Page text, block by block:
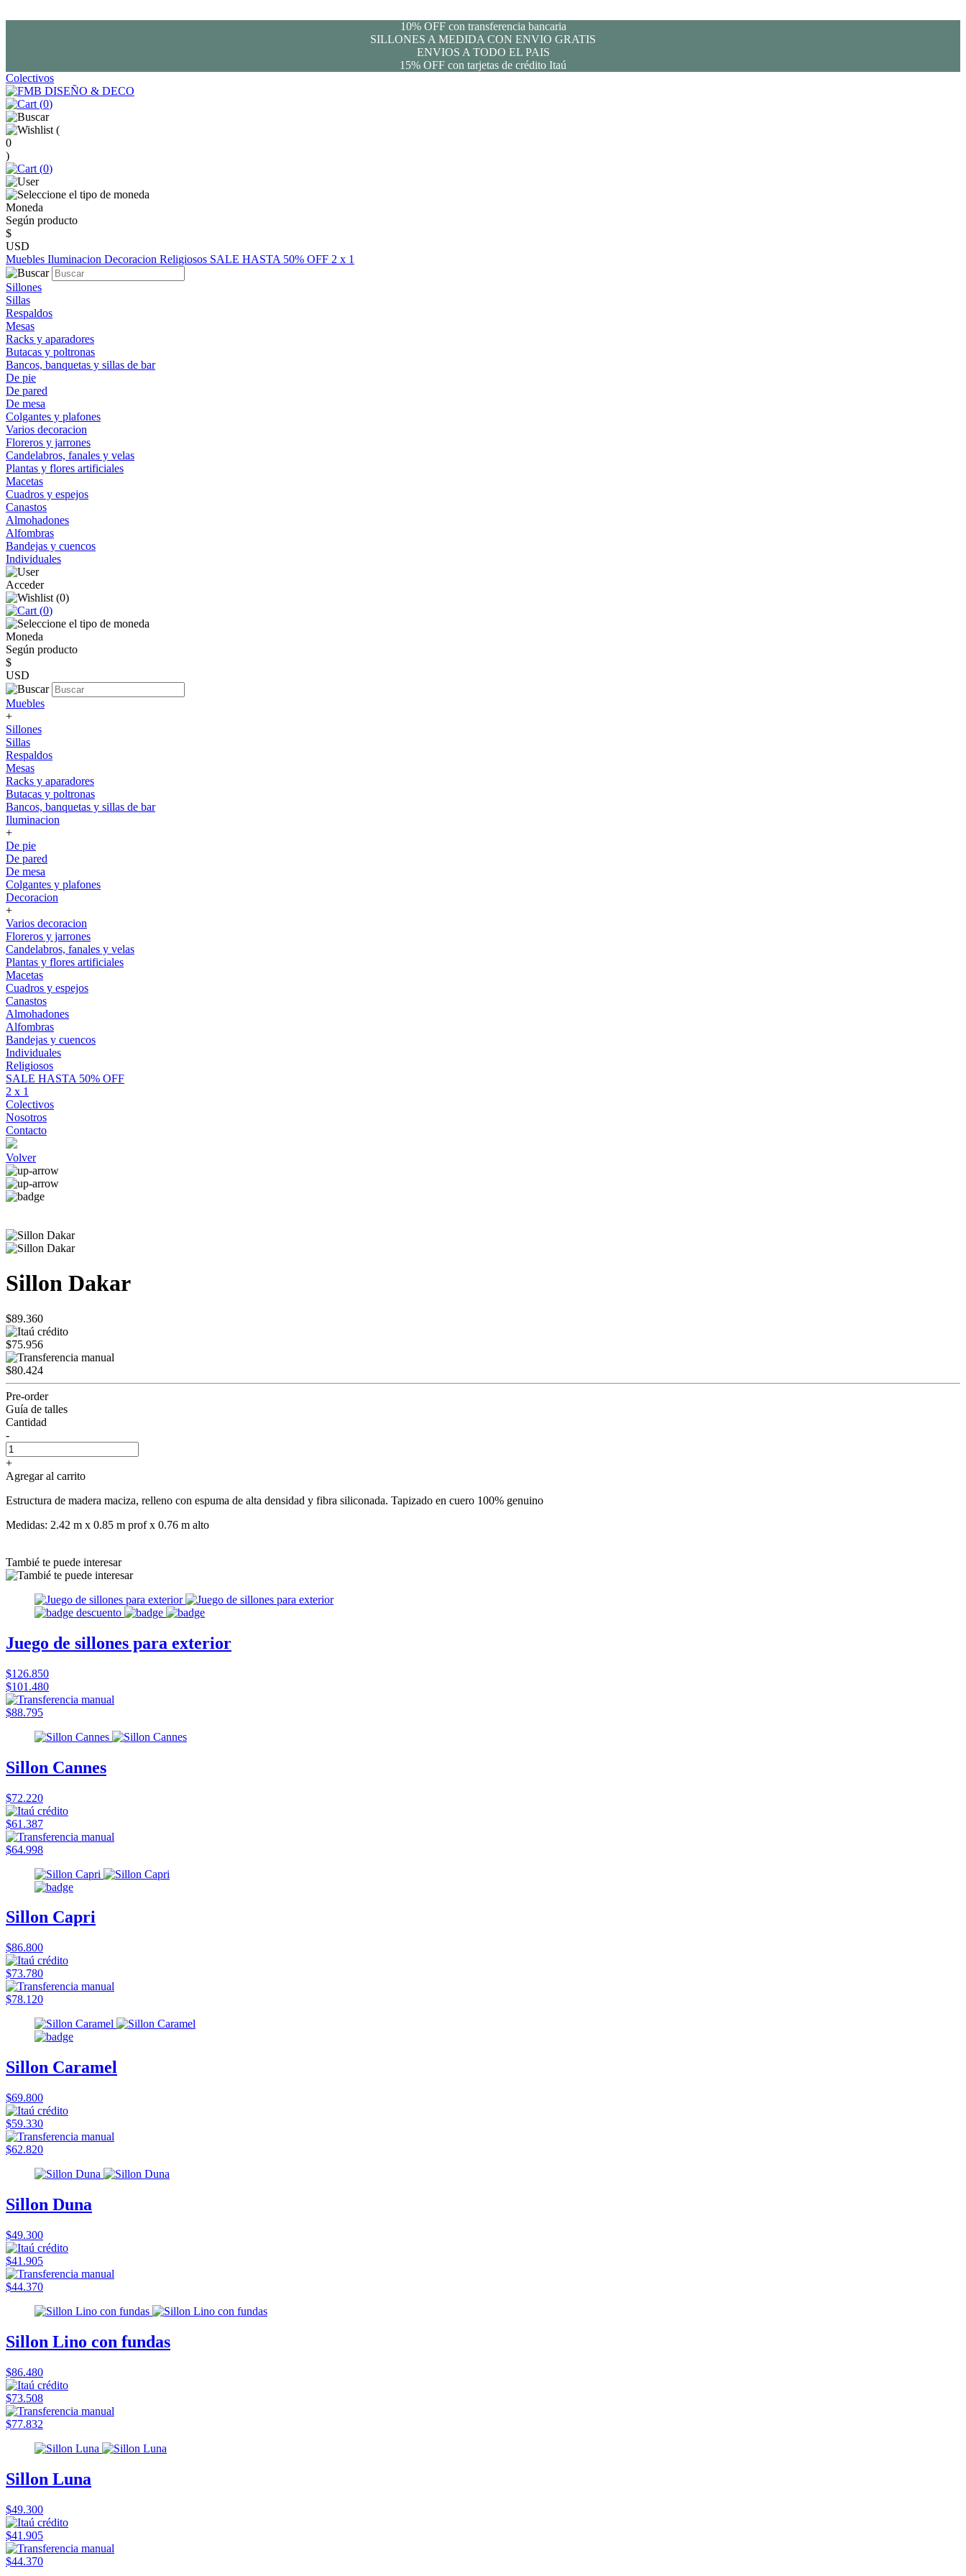
10% OFF con transferencia bancaria
SILLONES A MEDIDA CON ENVIO GRATIS
ENVIOS A TODO EL PAIS
15% OFF con tarjetas de crédito Itaú
Colectivos
(0)
(
0
)
(0)
Moneda
Según producto
$
USD
Muebles Iluminacion Decoracion Religiosos SALE HASTA 50% OFF 2 x 1
Sillones
Sillas
Respaldos
Mesas
Racks y aparadores
Butacas y poltronas
Bancos, banquetas y sillas de bar
De pie
De pared
De mesa
Colgantes y plafones
Varios decoracion
Floreros y jarrones
Candelabros, fanales y velas
Plantas y flores artificiales
Macetas
Cuadros y espejos
Canastos
Almohadones
Alfombras
Bandejas y cuencos
Individuales
Acceder
(0)
(0)
Moneda
Según producto
$
USD
Muebles
+
Sillones
Sillas
Respaldos
Mesas
Racks y aparadores
Butacas y poltronas
Bancos, banquetas y sillas de bar
Iluminacion
+
De pie
De pared
De mesa
Colgantes y plafones
Decoracion
+
Varios decoracion
Floreros y jarrones
Candelabros, fanales y velas
Plantas y flores artificiales
Macetas
Cuadros y espejos
Canastos
Almohadones
Alfombras
Bandejas y cuencos
Individuales
Religiosos
SALE HASTA 50% OFF
2 x 1
Colectivos
Nosotros
Contacto
Volver
Sillon Dakar
$89.360
$75.956
$80.424
Pre-order
Guía de talles
Cantidad
-
+
Agregar al carrito
Estructura de madera maciza, relleno con espuma de alta densidad y fibra siliconada. Tapizado en cuero 100% genuino
Medidas: 2.42 m x 0.85 m prof x 0.76 m alto
Tambié te puede interesar
Juego de sillones para exterior
$126.850
$101.480
$88.795
Sillon Cannes
$72.220
$61.387
$64.998
Sillon Capri
$86.800
$73.780
$78.120
Sillon Caramel
$69.800
$59.330
$62.820
Sillon Duna
$49.300
$41.905
$44.370
Sillon Lino con fundas
$86.480
$73.508
$77.832
Sillon Luna
$49.300
$41.905
$44.370